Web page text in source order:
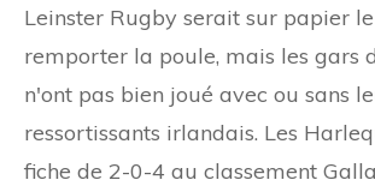
Leinster Rugby serait sur papier
remporter la poule, mais les gars
n'ont pas bien joué avec ou sans
ressortissants irlandais. Les
fiche de 2-0-4 au classement